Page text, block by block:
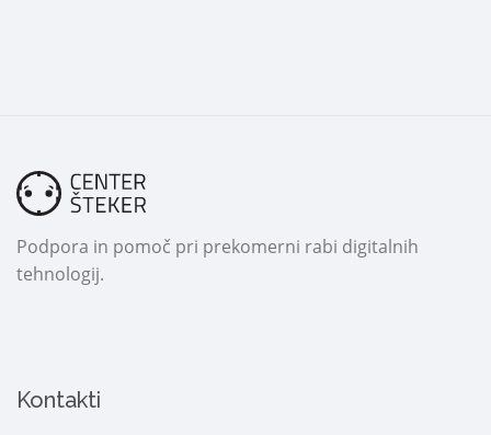
Podpora in pomoč pri prekomerni rabi digitalnih
tehnologij.
Kontakti